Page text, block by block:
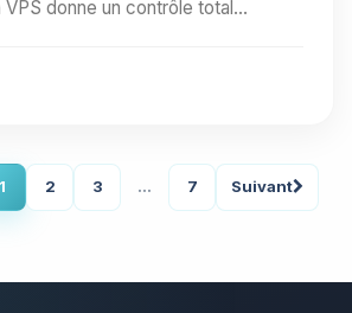
VPS donne un contrôle total…
1 2 3 ... 7 Suivant